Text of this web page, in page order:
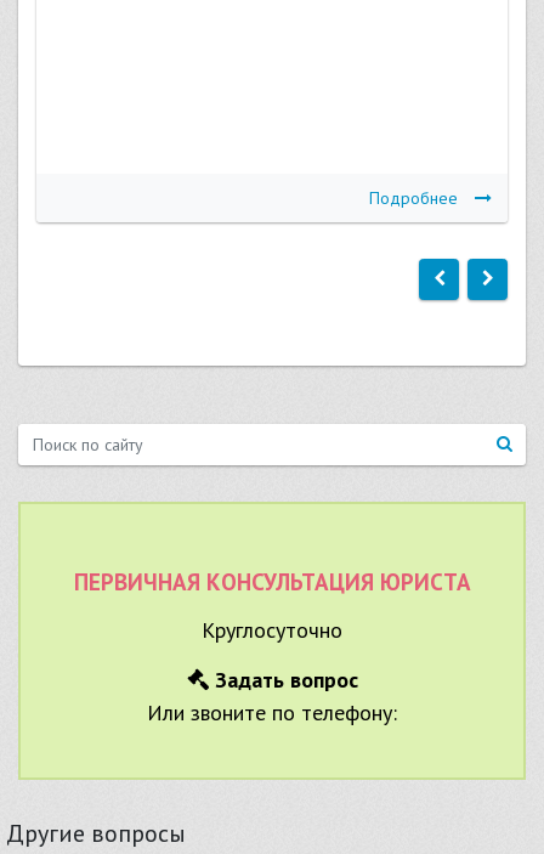
Подробнее
ПЕРВИЧНАЯ КОНСУЛЬТАЦИЯ ЮРИСТА
Круглосуточно
Задать вопрос
Или звоните по телефону:
Другие вопросы